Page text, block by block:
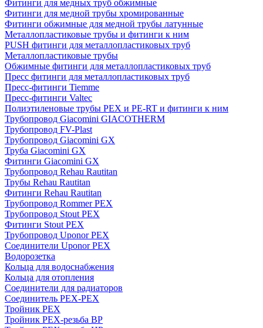
Фитинги для медных труб обжимные
Фитинги для медной трубы хромированные
Фитинги обжимные для медной трубы латунные
Металлопластиковые трубы и фитинги к ним
PUSH фитинги для металлопластиковых труб
Металлопластиковые трубы
Обжимные фитинги для металлопластиковых труб
Пресс фитинги для металлопластиковых труб
Пресс-фитинги Tiemme
Пресс-фитинги Valtec
Полиэтиленовые трубы PEX и PE-RT и фитинги к ним
Трубопровод Giacomini GIACOTHERM
Трубопровод FV-Plast
Трубопровод Giacomini GX
Труба Giacomini GX
Фитинги Giacomini GX
Трубопровод Rehau Rautitan
Трубы Rehau Rautitan
Фитинги Rehau Rautitan
Трубопровод Rommer PEX
Трубопровод Stout PEX
Фитинги Stout PEX
Трубопровод Uponor PEX
Соединители Uponor PEX
Водорозетка
Кольца для водоснабжения
Кольца для отопления
Соединители для радиаторов
Соединитель PEX-PEX
Тройник PEX
Тройник PEX-резьба ВР